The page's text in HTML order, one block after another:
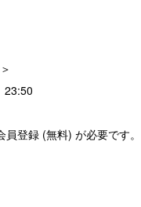
23:50
登録 (無料) が必要です。